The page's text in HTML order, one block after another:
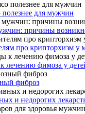
полезнее для мужчин
причины
про крипторхизм у
лечению фимоза у
фиброз
и недорогих